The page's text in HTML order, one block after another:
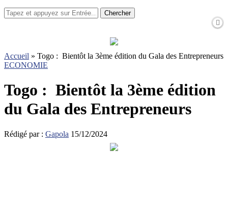
Chercher
Accueil » Togo : Bientôt la 3ème édition du Gala des Entrepreneurs
ECONOMIE
Togo : Bientôt la 3ème édition
du Gala des Entrepreneurs
Rédigé par : Gapola 15/12/2024